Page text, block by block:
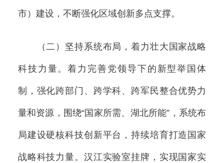
市）建设，不断强化区域创新多点支撑。
（二）坚持系统布局，着力壮大国家战略
科技力量。着力完善党领导下的新型举国体
制，强化跨部门、跨学科、跨军民整合优势力
量和资源，围绕“国家所需、湖北所能”，系统布
局建设硬核科技创新平台，持续培育打造国家
战略科技力量。汉江实验室挂牌，实现国家实